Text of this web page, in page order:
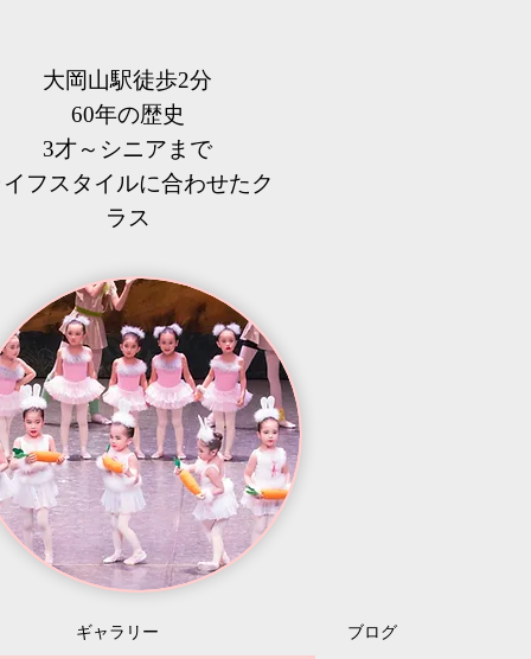
大岡山駅徒歩2分
60年の歴史
3才～シニアまで
イフスタイルに合わせたク
ラス
ギャラリー ブログ